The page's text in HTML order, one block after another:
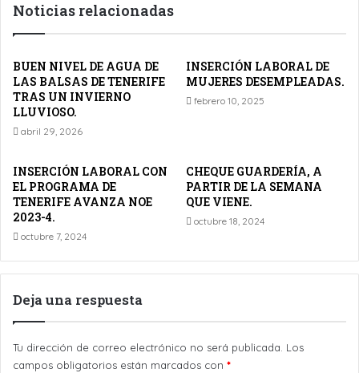
Noticias relacionadas
BUEN NIVEL DE AGUA DE
LAS BALSAS DE TENERIFE
TRAS UN INVIERNO
LLUVIOSO.
abril 29, 2026
INSERCIÓN LABORAL DE
MUJERES DESEMPLEADAS.
febrero 10, 2025
INSERCIÓN LABORAL CON
EL PROGRAMA DE
TENERIFE AVANZA NOE
2023-4.
octubre 7, 2024
CHEQUE GUARDERÍA, A
PARTIR DE LA SEMANA
QUE VIENE.
octubre 18, 2024
Deja una respuesta
Tu dirección de correo electrónico no será publicada. Los
campos obligatorios están marcados con *